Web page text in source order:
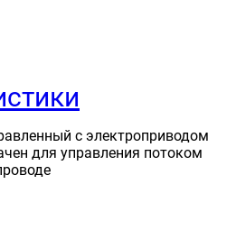
с электроприводом
для управления потоком